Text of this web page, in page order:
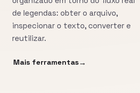
de legendas: obter o arquivo,
inspecionar o texto, converter e
reutilizar.
Mais ferramentas